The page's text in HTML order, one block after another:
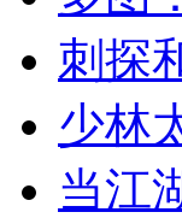
刺探
少林
当江